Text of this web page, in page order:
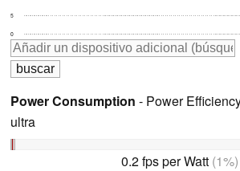
0
5
Power Consumption - Power
ultra
0.2 fps per Watt (1%)